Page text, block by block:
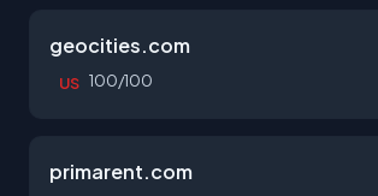
geocities.com
US 100/100
primarent.com